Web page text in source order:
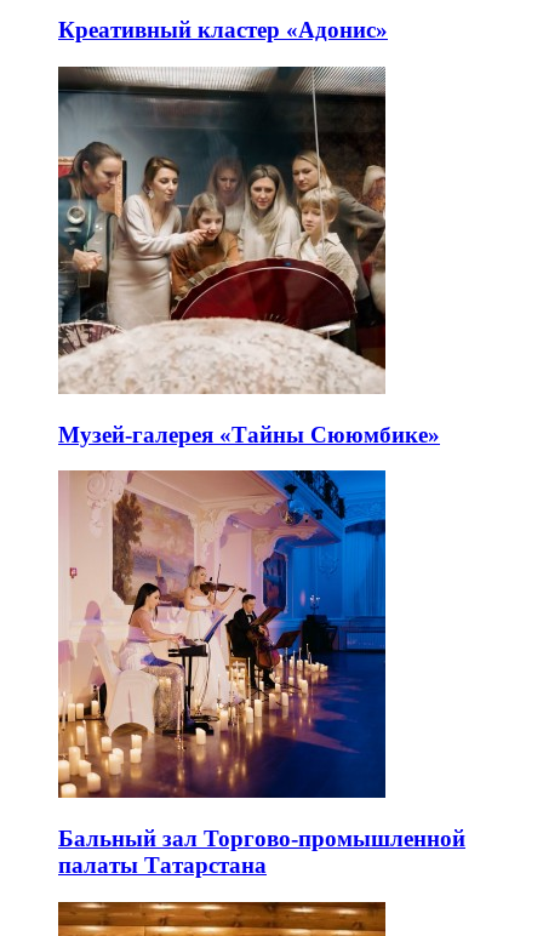
Креативный кластер «Адонис»
Музей-галерея «Тайны Сююмбике»
Бальный зал Торгово-промышленной
палаты Татарстана